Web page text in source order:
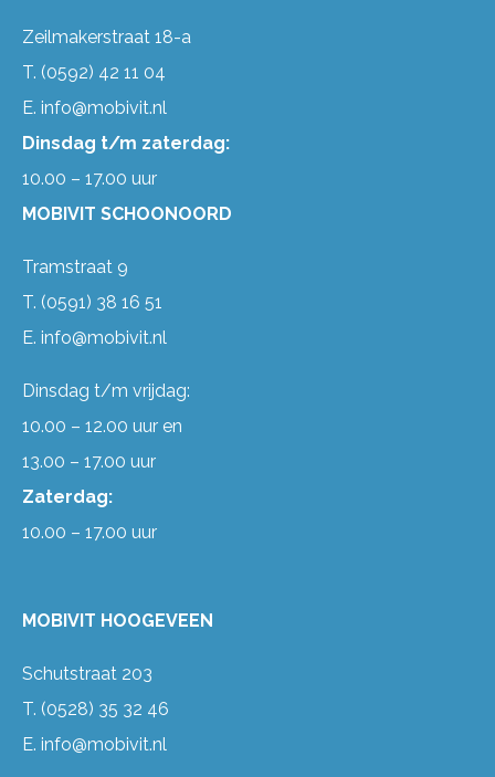
Zeilmakerstraat 18-a
T. (0592) 42 11 04
E. info@mobivit.nl
Dinsdag t/m zaterdag:
10.00 – 17.00 uur
MOBIVIT SCHOONOORD
Tramstraat 9
T. (0591) 38 16 51
E. info@mobivit.nl
Dinsdag t/m vrijdag:
10.00 – 12.00 uur en
13.00 – 17.00 uur
Zaterdag:
10.00 – 17.00 uur
MOBIVIT HOOGEVEEN
Schutstraat 203
T. (0528) 35 32 46
E. info@mobivit.nl